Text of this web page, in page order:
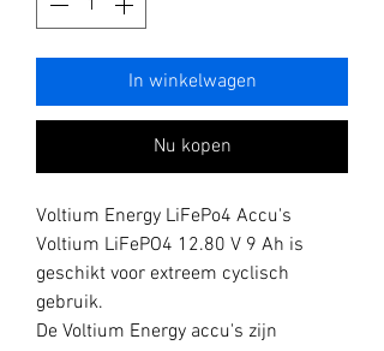
In winkelwagen
Nu kopen
Voltium Energy LiFePo4 Accu's
Voltium LiFePO4 12.80 V 9 Ah is
geschikt voor extreem cyclisch
gebruik.
De Voltium Energy accu's zijn